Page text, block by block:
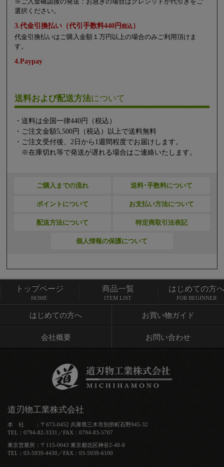
選択ください。
3.代金引換払い（代引手数料440円税込）
代金引換払いはご購入金額１万円以上の場合のみご利用頂けま
す。
4.Paypay
送料および配送方法について
・送料は全国一律440円（税込）
・ご注文金額5,500円（税込）以上で送料無料
・ご注文受付後、2日から1週間程度でお届けします。
※在庫切れ等で発送が遅れる場合はご連絡いたします。
ご購入までの流れ 送料･手数料について
ポイントについて お支払い方法について
配送方法について 特定商取引法表記
個人情報の保護について
トップページ 商品一覧
はじめての方へ お買い物ガイド
会社概要 お問い合わせ
トップページ
HOME
商品一覧
ITEM LIST
はじめての方へ
FOR BEGINNER
道刃物工業株式会社
本 社 ：〒673-0452 兵庫県三木市別所町石野945-32
TEL：0794-82-3331／FAX：0794-83-5707
東京営業所：〒115-0043 東京都北区神谷2-40-8
TEL：03-5939-4430／FAX：03-5939-6100